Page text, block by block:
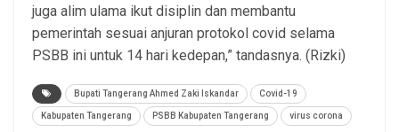
juga alim ulama ikut disiplin dan membantu
pemerintah sesuai anjuran protokol covid selama
PSBB ini untuk 14 hari kedepan,” tandasnya. (Rizki)
Bupati Tangerang Ahmed Zaki Iskandar Covid-19
Kabupaten Tangerang PSBB Kabupaten Tangerang virus corona